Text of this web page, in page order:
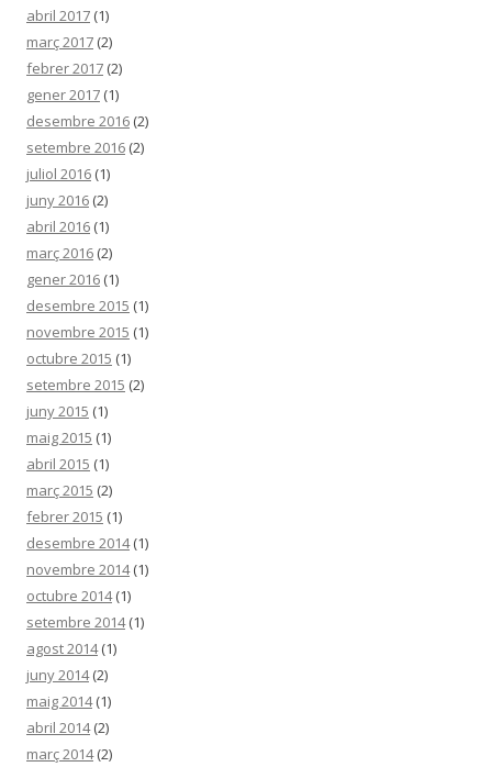
abril 2017 (1)
març 2017 (2)
febrer 2017 (2)
gener 2017 (1)
desembre 2016 (2)
setembre 2016 (2)
juliol 2016 (1)
juny 2016 (2)
abril 2016 (1)
març 2016 (2)
gener 2016 (1)
desembre 2015 (1)
novembre 2015 (1)
octubre 2015 (1)
setembre 2015 (2)
juny 2015 (1)
maig 2015 (1)
abril 2015 (1)
març 2015 (2)
febrer 2015 (1)
desembre 2014(1)
novembre 2014(1)
octubre 2014(1)
setembre 2014(1)
agost 2014(1)
juny 2014(2)
maig 2014(1)
abril 2014(2)
març 2014(2)